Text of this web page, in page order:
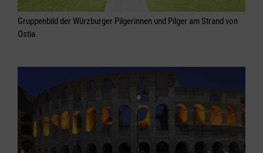
Gruppenbild der Würzburger Pilgerinnen und Pilger am Strand von
Ostia